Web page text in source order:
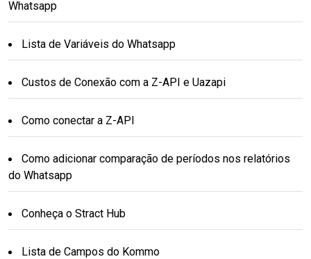
Whatsapp
Lista de Variáveis do Whatsapp
Custos de Conexão com a Z-API e Uazapi
Como conectar a Z-API
Como adicionar comparação de períodos nos relatórios
do Whatsapp
Conheça o Stract Hub
Lista de Campos do Kommo